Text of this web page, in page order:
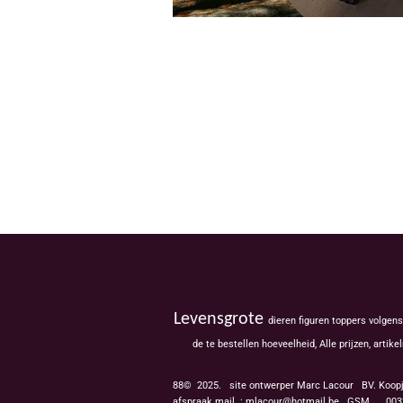
Levensgrote dieren figuren toppers
de te bestellen hoeveelheid, Alle prijzen,
88© 2025. site ontwerper Marc Lacour BV.